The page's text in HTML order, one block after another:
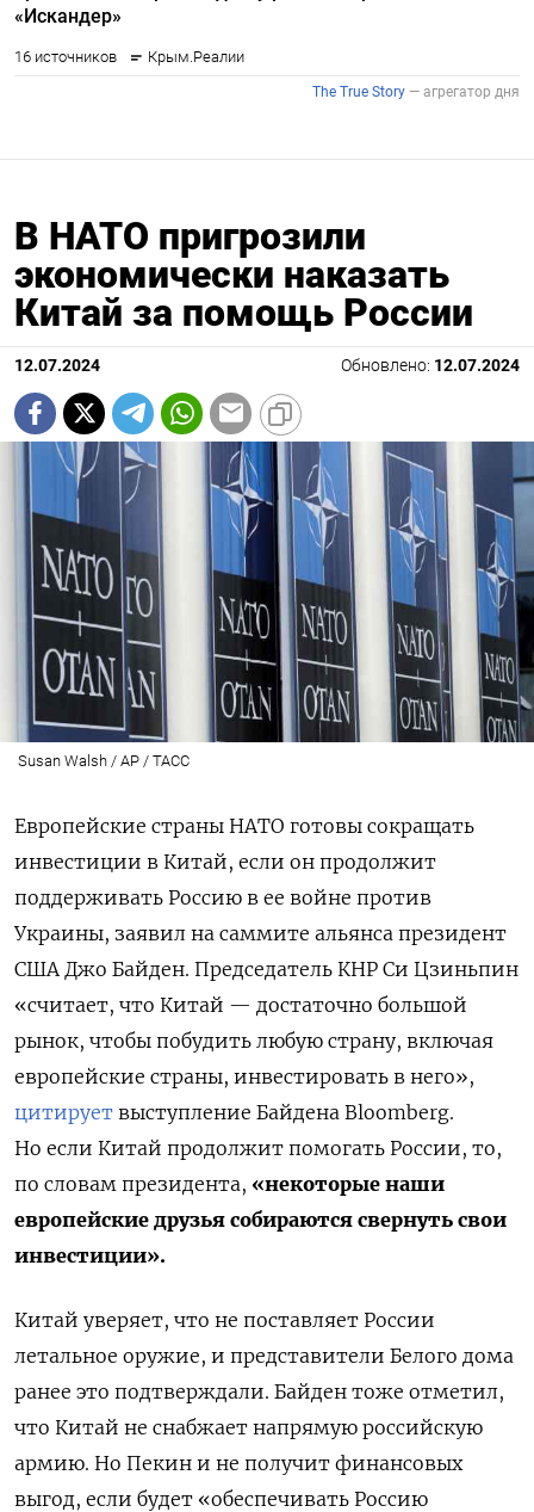
В НАТО пригрозили
экономически наказать
Китай за помощь России
12.07.2024 Обновлено: 12.07.2024
Susan Walsh / AP / ТАСС
Европейские страны НАТО готовы сокращать
инвестиции в Китай, если он продолжит
поддерживать Россию в ее войне против
Украины, заявил на саммите альянса президент
США Джо Байден. Председатель КНР Си Цзиньпин
«считает, что Китай — достаточно большой
рынок, чтобы побудить любую страну, включая
европейские страны, инвестировать в него»,
цитирует выступление Байдена Bloomberg.
Но если Китай продолжит помогать России, то,
по словам президента, «некоторые наши
европейские друзья собираются свернуть свои
инвестиции».
Китай уверяет, что не поставляет России
летальное оружие, и представители Белого дома
ранее это подтверждали. Байден тоже отметил,
что Китай не снабжает напрямую российскую
армию. Но Пекин и не получит финансовых
выгод, если будет «обеспечивать Россию